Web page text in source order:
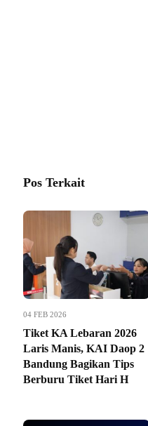
Pos Terkait
04 FEB 2026
Tiket KA Lebaran 2026
Laris Manis, KAI Daop 2
Bandung Bagikan Tips
Berburu Tiket Hari H